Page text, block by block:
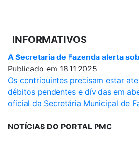
INFORMATIVOS
A Secretaria de Fazenda alerta
Publicado em 18.11.2025
Os contribuintes precisam estar
débitos pendentes e dívidas em
oficial da Secretária Municipal de
NOTÍCIAS DO PORTAL PMC